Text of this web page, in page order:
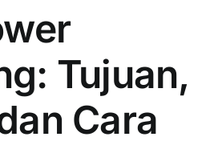
Tujuan,
Cara